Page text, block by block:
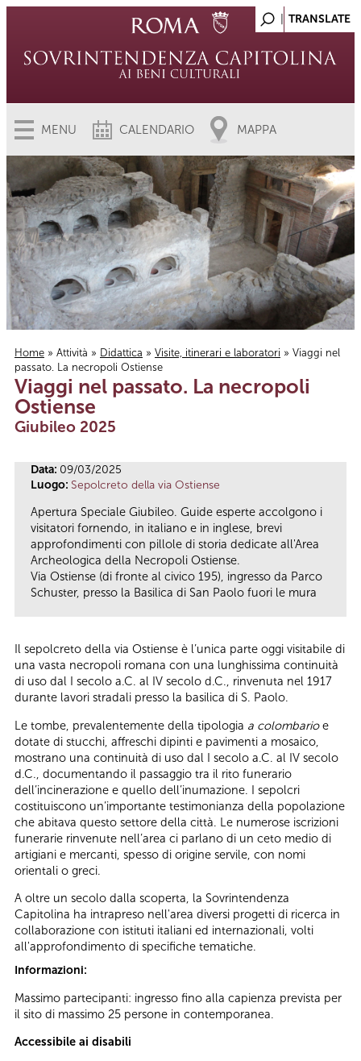
MENU CALENDARIO MAPPA
Tu sei qui
Home » Attività » Didattica » Visite, itinerari e laboratori » Viaggi nel
passato. La necropoli Ostiense
Viaggi nel passato. La necropoli
Ostiense
Giubileo 2025
Data: 09/03/2025
Luogo: Sepolcreto della via Ostiense
Apertura Speciale Giubileo. Guide esperte accolgono i
visitatori fornendo, in italiano e in inglese, brevi
approfondimenti con pillole di storia dedicate all'Area
Archeologica della Necropoli Ostiense.
Via Ostiense (di fronte al civico 195), ingresso da Parco
Schuster, presso la Basilica di San Paolo fuori le mura
Il sepolcreto della via Ostiense è l’unica parte oggi visitabile di
una vasta necropoli romana con una lunghissima continuità
di uso dal I secolo a.C. al IV secolo d.C., rinvenuta nel 1917
durante lavori stradali presso la basilica di S. Paolo.
Le tombe, prevalentemente della tipologia a colombarioe
dotate di stucchi, affreschi dipinti e pavimenti a mosaico,
mostrano una continuità di uso dal I secolo a.C. al IV secolo
d.C., documentando il passaggio tra il rito funerario
dell’incinerazione e quello dell’inumazione. I sepolcri
costituiscono un’importante testimonianza della popolazione
che abitava questo settore della città. Le numerose iscrizioni
funerarie rinvenute nell’area ci parlano di un ceto medio di
artigiani e mercanti, spesso di origine servile, con nomi
orientali o greci.
A oltre un secolo dalla scoperta, la Sovrintendenza
Capitolina ha intrapreso nell'area diversi progetti di ricerca in
collaborazione con istituti italiani ed internazionali, volti
all'approfondimento di specifiche tematiche.
Informazioni:
Massimo partecipanti: ingresso fino alla capienza prevista per
il sito di massimo 25 persone in contemporanea.
Accessibile ai disabili